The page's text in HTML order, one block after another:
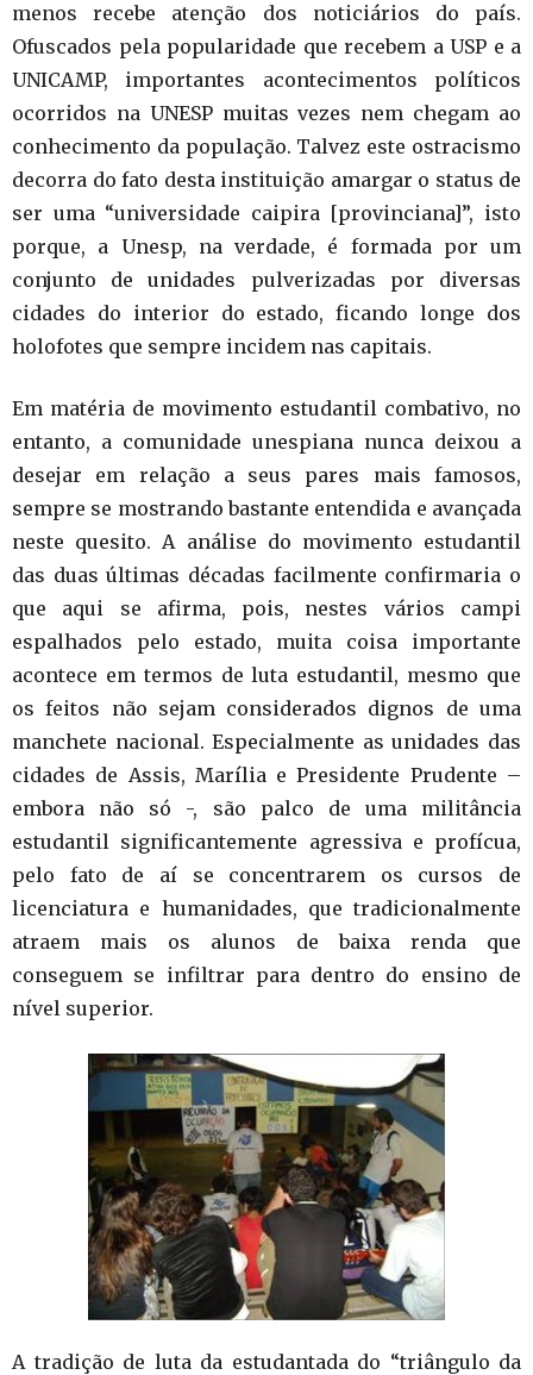
menos recebe atenção dos noticiários do país.
Ofuscados pela popularidade que recebem a USP e a
UNICAMP, importantes acontecimentos políticos
ocorridos na UNESP muitas vezes nem chegam ao
conhecimento da população. Talvez este ostracismo
decorra do fato desta instituição amargar o status de
ser uma “universidade caipira [provinciana]”, isto
porque, a Unesp, na verdade, é formada por um
conjunto de unidades pulverizadas por diversas
cidades do interior do estado, ficando longe dos
holofotes que sempre incidem nas capitais.
Em matéria de movimento estudantil combativo, no
entanto, a comunidade unespiana nunca deixou a
desejar em relação a seus pares mais famosos,
sempre se mostrando bastante entendida e avançada
neste quesito. A análise do movimento estudantil
das duas últimas décadas facilmente confirmaria o
que aqui se afirma, pois, nestes vários campi
espalhados pelo estado, muita coisa importante
acontece em termos de luta estudantil, mesmo que
os feitos não sejam considerados dignos de uma
manchete nacional. Especialmente as unidades das
cidades de Assis, Marília e Presidente Prudente –
embora não só -, são palco de uma militância
estudantil significantemente agressiva e profícua,
pelo fato de aí se concentrarem os cursos de
licenciatura e humanidades, que tradicionalmente
atraem mais os alunos de baixa renda que
conseguem se infiltrar para dentro do ensino de
nível superior.
A tradição de luta da estudantada do “triângulo da